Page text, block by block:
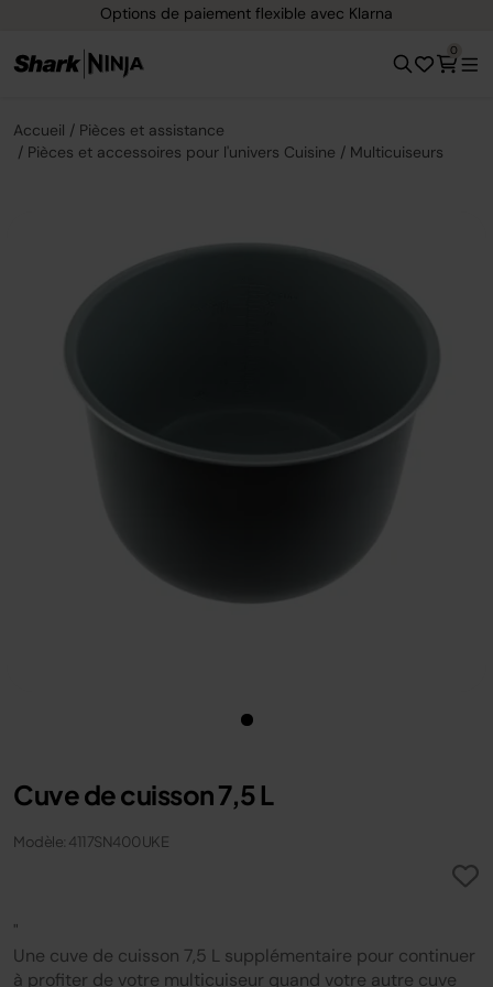
Options de paiement flexible avec Klarna
0
Accueil
Pièces et assistance
Pièces et accessoires pour l'univers Cuisine
Multicuiseurs
Cuve de cuisson 7,5 L
Modèle: 4117SN400UKE
"
Une cuve de cuisson 7,5 L supplémentaire pour continuer
à profiter de votre multicuiseur quand votre autre cuve